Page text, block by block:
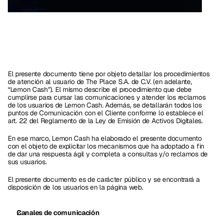
El presente documento tiene por objeto detallar los procedimientos
de atención al usuario de The Place S.A. de C.V. (en adelante,
“Lemon Cash”). El mismo describe el procedimiento que debe
cumplirse para cursar las comunicaciones y atender los reclamos
de los usuarios de Lemon Cash. Además, se detallarán todos los
puntos de Comunicación con el Cliente conforme lo establece el
art. 22 del Reglamento de la Ley de Emisión de Activos Digitales.
En ese marco, Lemon Cash ha elaborado el presente documento
con el objeto de explicitar los mecanismos que ha adoptado a fin
de dar una respuesta ágil y completa a consultas y/o reclamos de
sus usuarios.
El presente documento es de carácter público y se encontrará a
disposición de los usuarios en la página web.
Canales de comunicación